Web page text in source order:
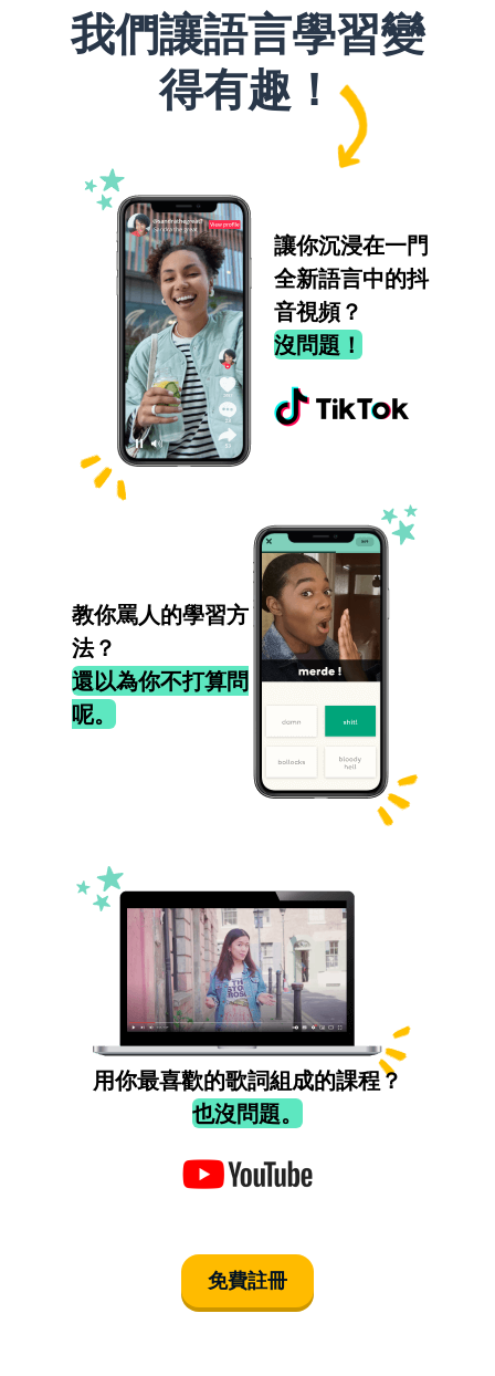
我們讓語言學習變
得有趣！
讓你沉浸在一門
全新語言中的抖
音視頻？
沒問題！
教你罵人的學習方
法？
還以為你不打算問
呢。
用你最喜歡的歌詞組成的課程？
也沒問題。
免費註冊